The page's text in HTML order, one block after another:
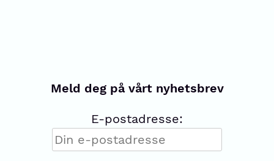
Meld deg på vårt nyhetsbrev
E-postadresse: